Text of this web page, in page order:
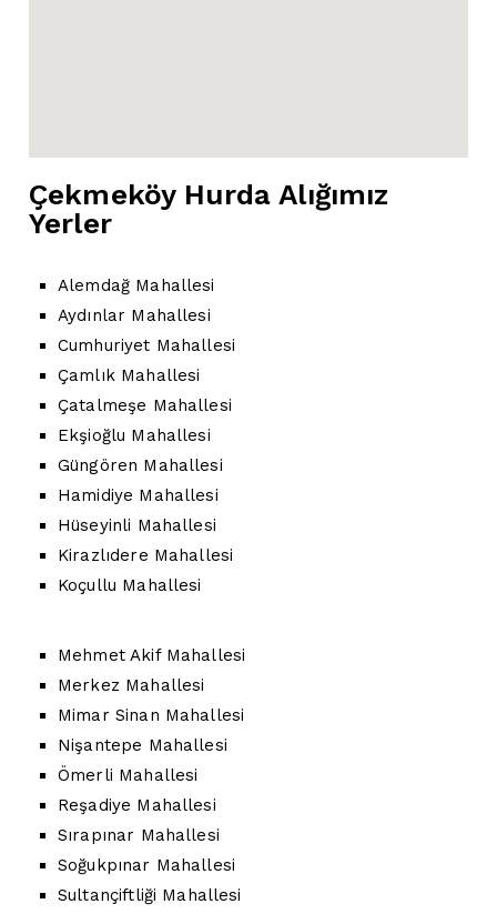
Çekmeköy Hurda Alığımız
Yerler
Alemdağ Mahallesi
Aydınlar Mahallesi
Cumhuriyet Mahallesi
Çamlık Mahallesi
Çatalmeşe Mahallesi
Ekşioğlu Mahallesi
Güngören Mahallesi
Hamidiye Mahallesi
Hüseyinli Mahallesi
Kirazlıdere Mahallesi
Koçullu Mahallesi
Mehmet Akif Mahallesi
Merkez Mahallesi
Mimar Sinan Mahallesi
Nişantepe Mahallesi
Ömerli Mahallesi
Reşadiye Mahallesi
Sırapınar Mahallesi
Soğukpınar Mahallesi
Sultançiftliği Mahallesi